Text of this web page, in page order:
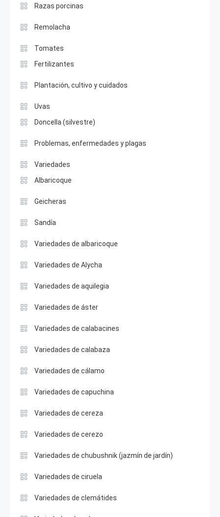
Razas porcinas
Remolacha
Tomates
Fertilizantes
Plantación, cultivo y cuidados
Uvas
Doncella (silvestre)
Problemas, enfermedades y plagas
Variedades
Albaricoque
Geicheras
Sandía
Variedades de albaricoque
Variedades de Alycha
Variedades de aquilegia
Variedades de áster
Variedades de calabacines
Variedades de calabaza
Variedades de cálamo
Variedades de capuchina
Variedades de cereza
Variedades de cerezo
Variedades de chubushnik (jazmín de jardín)
Variedades de ciruela
Variedades de clemátides